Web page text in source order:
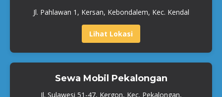
Jl. Pahlawan 1, Kersan, Kebondalem, Kec. Kendal
Lihat Lokasi
Sewa Mobil Pekalongan
Jl. Sulawesi 51-47, Kergon, Kec. Pekalongan,